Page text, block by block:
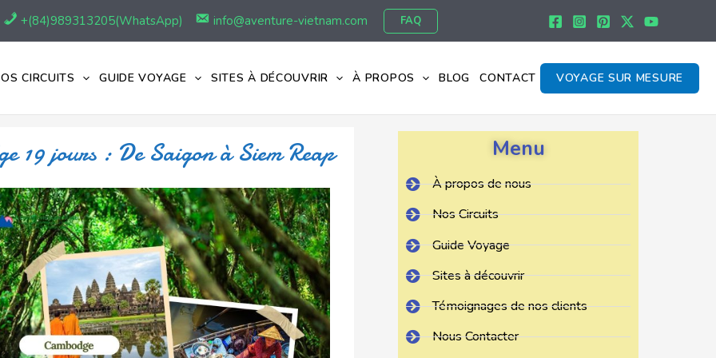
+(84)989313205(WhatsApp) info@aventure-vietnam.com FAQ
CIRCUITS GUIDE VOYAGE SITES À DÉCOUVRIR À PROPOS BLOG CONTACT VOYAGE SUR MESURE
19 jours : De Saigon à Siem Reap Menu
À propos de nous
Nos Circuits
Guide Voyage
Sites à découvrir
Témoignages de nos clients
Nous Contacter